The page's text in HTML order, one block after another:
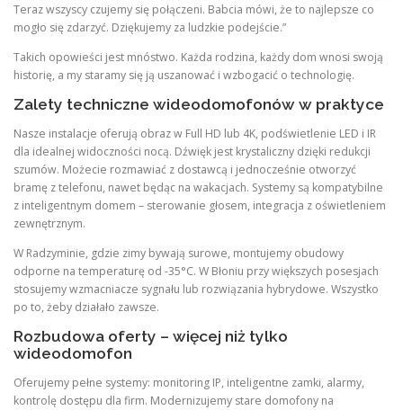
Teraz wszyscy czujemy się połączeni. Babcia mówi, że to najlepsze co
mogło się zdarzyć. Dziękujemy za ludzkie podejście.”
Takich opowieści jest mnóstwo. Każda rodzina, każdy dom wnosi swoją
historię, a my staramy się ją uszanować i wzbogacić o technologię.
Zalety techniczne wideodomofonów w praktyce
Nasze instalacje oferują obraz w Full HD lub 4K, podświetlenie LED i IR
dla idealnej widoczności nocą. Dźwięk jest krystaliczny dzięki redukcji
szumów. Możecie rozmawiać z dostawcą i jednocześnie otworzyć
bramę z telefonu, nawet będąc na wakacjach. Systemy są kompatybilne
z inteligentnym domem – sterowanie głosem, integracja z oświetleniem
zewnętrznym.
W Radzyminie, gdzie zimy bywają surowe, montujemy obudowy
odporne na temperaturę od -35°C. W Błoniu przy większych posesjach
stosujemy wzmacniacze sygnału lub rozwiązania hybrydowe. Wszystko
po to, żeby działało zawsze.
Rozbudowa oferty – więcej niż tylko
wideodomofon
Oferujemy pełne systemy: monitoring IP, inteligentne zamki, alarmy,
kontrolę dostępu dla firm. Modernizujemy stare domofony na